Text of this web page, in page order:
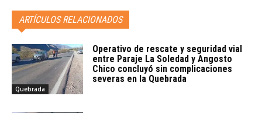
ARTÍCULOS RELACIONADOS
Quebrada
Operativo de rescate y seguridad vial
entre Paraje La Soledad y Angosto
Chico concluyó sin complicaciones
severas en la Quebrada